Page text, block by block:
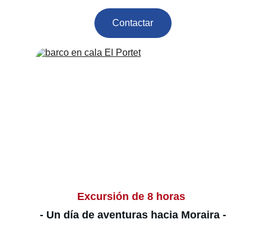
Excursión de 8 horas
- Un día de aventuras hacia Moraira -
Contactar